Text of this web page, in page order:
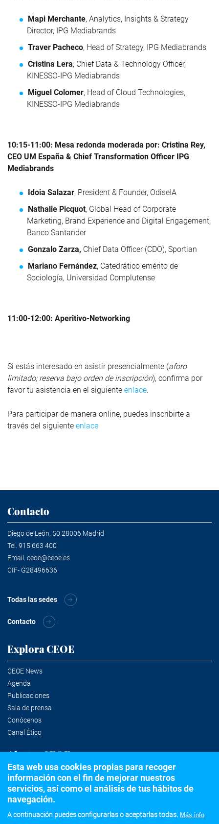
Mapi Merchante, Analytics, Insights & Strategy
Director, IPG Mediabrands
Traver Pacheco, Head of Strategy, IPG Mediabrands
Cristina Lera, Chief Data & Technology Officer,
KINESSO-IPG Mediabrands
Miguel Colomer, Head of Cloud Technologies,
KINESSO-IPG Mediabrands
10:15-11:00: Mesa redonda moderada por: Cristina Rey,
CEO UM España & Chief Transformation Officer IPG
Mediabrands
Idoia Salazar, President & Founder, OdiseIA
Nathalie Picquot, Global Head of Corporate
Marketing, Brand Experience and Digital Engagement,
Banco Santander
Gonzalo Zarza, Chief Data Officer (CDO), Sportian
Mariano Fernández, Catedrático emérito de
Sociología, Universidad Complutense
11:00-12:00: Aperitivo-Networking
Si estás interesado en asistir presencialmente (aforo
limitado; reserva bajo orden de inscripción), confirma por
favor tu asistencia en el siguiente enlace.
Para participar de manera online, puedes inscribirte a
través del siguiente enlace
Contacto
Diego de León, 50 28006 Madrid
Tel. 915 663 400
Email. ceoe@ceoe.es
CIF- G28496636
Todas las sedes
Contacto
Explora CEOE
CEOE News
Agenda
Publicaciones
Sala de prensa
Conócenos
Canal Ético
Alertas CEOE
Suscríbete a la newsletter
Esta web usa cookies propias para recoger
información con el fin de mejorar nuestros
servicios, así como el análisis de tus hábitos de
navegación.
A continuación puedes configurarlas o aceptarlas todas. Más info